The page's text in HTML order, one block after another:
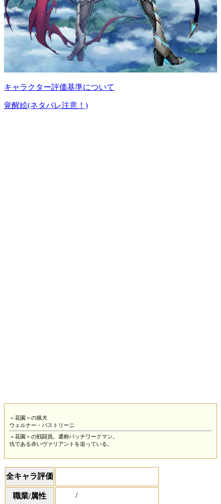
キャラクター評価基準について
覚醒絵(ネタバレ注意！)
＜花園＞の猟犬
ウェルナー・バストリーニ
＜花園＞の戦闘員。通称パッチワークマン。
仇である赤いヴァリアントを追っている。
全キャラ評価
職業/属性 /